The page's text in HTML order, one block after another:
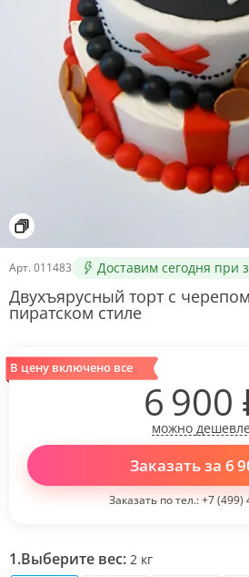
Арт. 011483 Доставим сегодня при
Двухъярусный торт с
пиратском стиле
1.Выберите вес: 2 кг
В цену включено все
6 900
можно
Заказать за 6
Заказать по тел.:+7 (499)